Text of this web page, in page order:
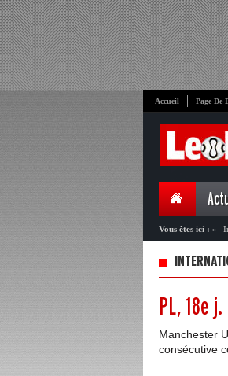
Accueil Page De
Vous êtes ici : »
PL, 18e
Manchester
consécutive